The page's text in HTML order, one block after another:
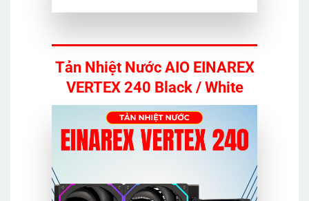
Tản Nhiệt Nước AIO EINAREX
VERTEX 240 Black / White